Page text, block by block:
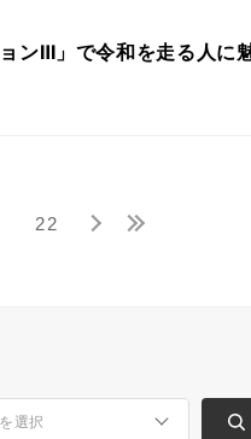
ンⅢ」で令和を走る人に
22